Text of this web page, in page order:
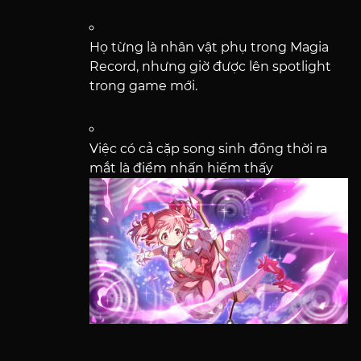
Họ từng là nhân vật phụ trong Magia
Record, nhưng giờ được lên spotlight
trong game mới.
Việc có cả cặp song sinh đồng thời ra
mắt là điểm nhấn hiếm thấy